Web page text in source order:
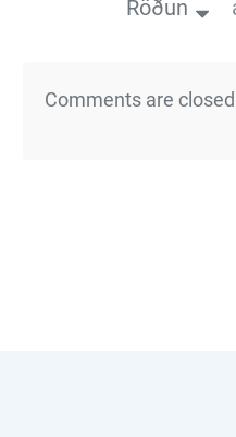
Röðun
Comments are closed